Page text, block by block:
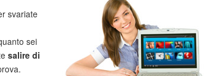
svariate
sei
salire di